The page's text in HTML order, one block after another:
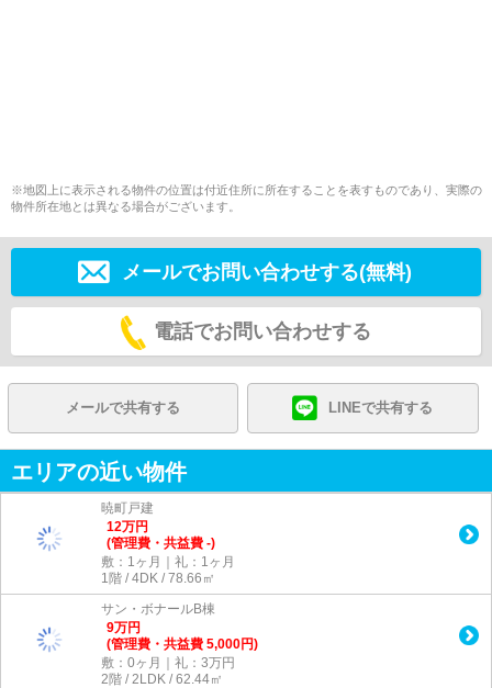
※地図上に表示される物件の位置は付近住所に所在することを表すものであり、実際の
物件所在地とは異なる場合がございます。
メールでお問い合わせする(無料)
電話でお問い合わせする
メールで共有する LINEで共有する
エリアの近い物件
暁町戸建
12万円
(管理費・共益費 -)
敷：1ヶ月｜礼：1ヶ月
1階 / 4DK / 78.66㎡
サン・ボナールB棟
9万円
(管理費・共益費 5,000円)
敷：0ヶ月｜礼：3万円
2階 / 2LDK / 62.44㎡